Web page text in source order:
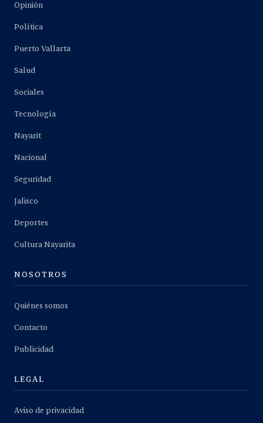
Opinión
Política
Puerto Vallarta
Salud
Sociales
Tecnología
Nayarit
Nacional
Seguridad
Jalisco
Deportes
Cultura Nayarita
NOSOTROS
Quiénes somos
Contacto
Publicidad
LEGAL
Aviso de privacidad